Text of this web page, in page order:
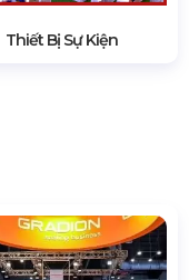
Thiết Bị Sự Kiện